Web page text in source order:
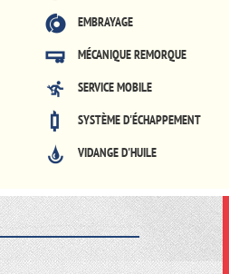
EMBRAYAGE
MÉCANIQUE REMORQUE
SERVICE MOBILE
SYSTÈME D'ÉCHAPPEMENT
VIDANGE D'HUILE